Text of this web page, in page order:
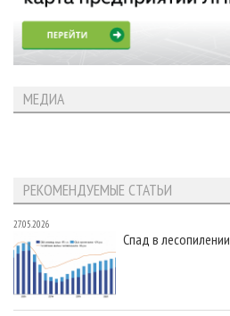
МЕДИА
РЕКОМЕНДУЕМЫЕ СТАТЬИ
27.05.2026
Спад в лесопилении